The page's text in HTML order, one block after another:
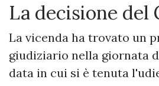
​La decisione del
​La vicenda ha trovato un
giudiziario nella giornata
data in cui si è tenuta